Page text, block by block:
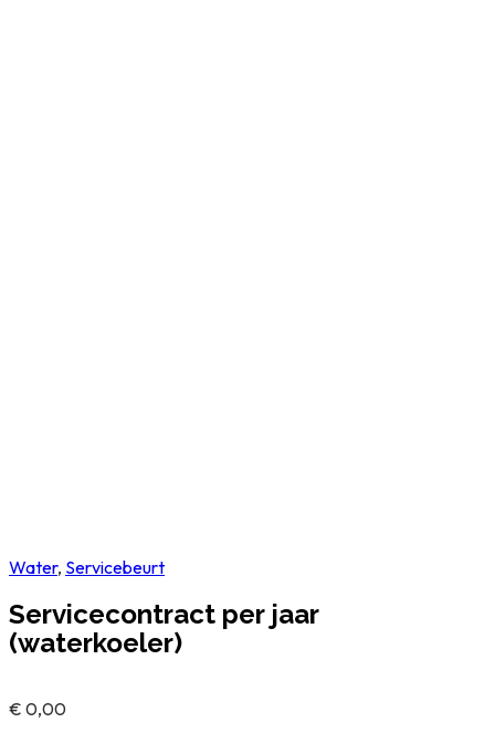
Water, Servicebeurt
Servicecontract per jaar
(waterkoeler)
€ 0,00